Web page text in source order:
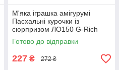
М'яка іграшка амігурумі
Пасхальні курочки із
сюрпризом ЛО150 G-Rich
Готово до відправки
227 ₴ 272 ₴